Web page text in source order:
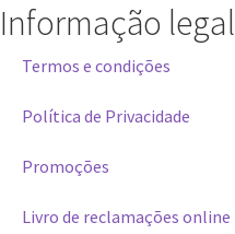
Informação legal
Termos e condições
Política de Privacidade
Promoções
Livro de reclamações online